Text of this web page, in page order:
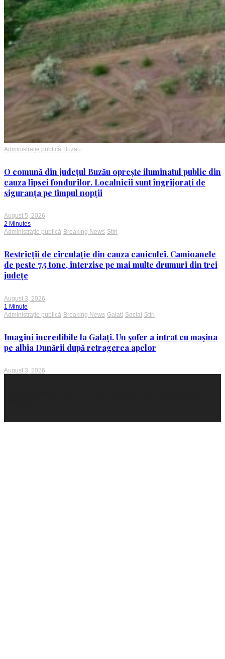
Administrație publică Buzau
O comună din județul Buzău oprește iluminatul public din
cauza lipsei fondurilor. Localnicii sunt îngrijorați de
siguranța pe timpul nopții
August 5, 2026
2 Minutes
Administrație publică Breaking News Stiri
Restricții de circulație din cauza caniculei. Camioanele
de peste 7,5 tone, interzise pe mai multe drumuri din trei
județe
August 3, 2026
1 Minute
Administrație publică Breaking News Galati Social Stiri
Imagini incredibile la Galați. Un șofer a intrat cu mașina
pe albia Dunării după retragerea apelor
August 3, 2026